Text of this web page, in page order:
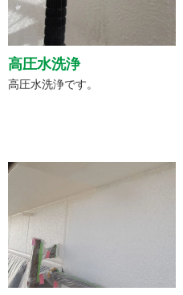
高圧水洗浄
高圧水洗浄です。